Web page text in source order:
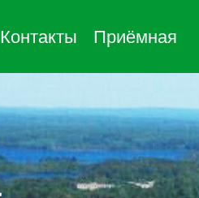
Контакты Приёмная